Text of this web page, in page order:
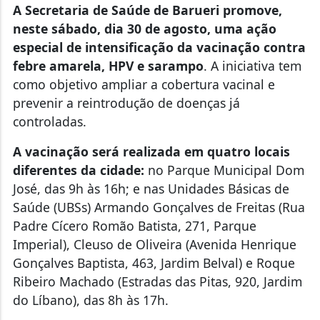
A Secretaria de Saúde de Barueri promove,
neste sábado, dia 30 de agosto, uma ação
especial de intensificação da vacinação contra
febre amarela, HPV e sarampo. A iniciativa tem
como objetivo ampliar a cobertura vacinal e
prevenir a reintrodução de doenças já
controladas.
A vacinação será realizada em quatro locais
diferentes da cidade: no Parque Municipal Dom
José, das 9h às 16h; e nas Unidades Básicas de
Saúde (UBSs) Armando Gonçalves de Freitas (Rua
Padre Cícero Romão Batista, 271, Parque
Imperial), Cleuso de Oliveira (Avenida Henrique
Gonçalves Baptista, 463, Jardim Belval) e Roque
Ribeiro Machado (Estradas das Pitas, 920, Jardim
do Líbano), das 8h às 17h.